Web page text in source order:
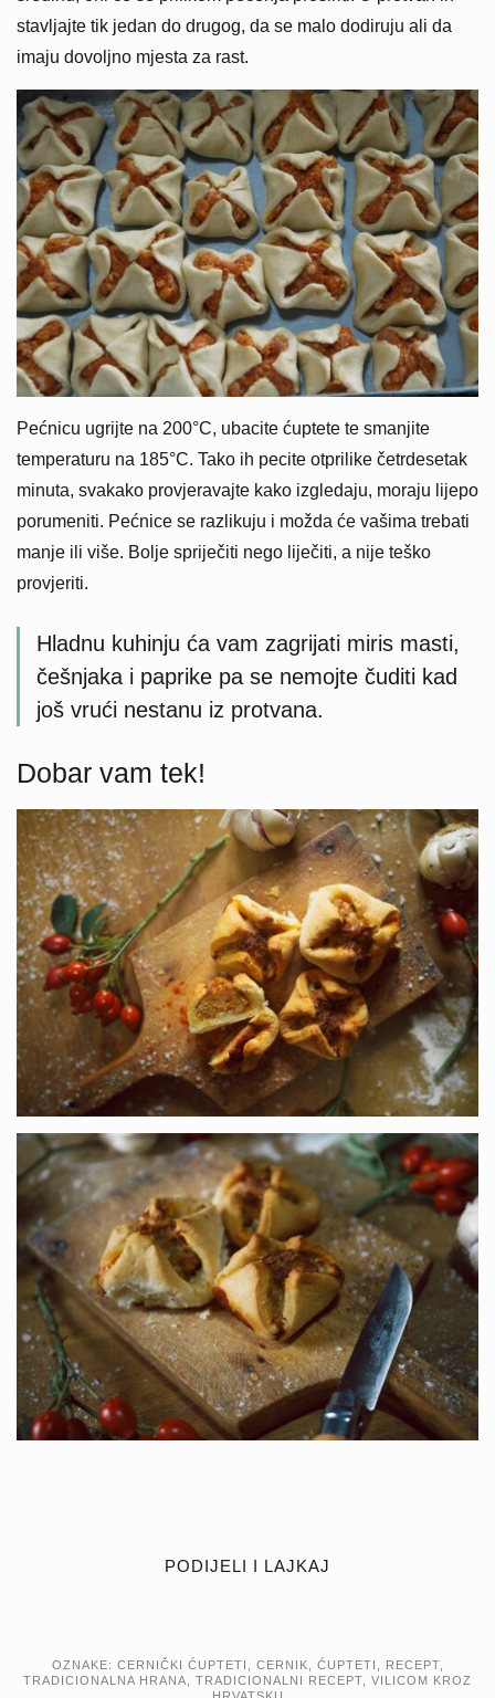
stavljajte tik jedan do drugog, da se malo dodiruju ali da
imaju dovoljno mjesta za rast.
Pećnicu ugrijte na 200°C, ubacite ćuptete te smanjite
temperaturu na 185°C. Tako ih pecite otprilike četrdesetak
minuta, svakako provjeravajte kako izgledaju, moraju lijepo
porumeniti. Pećnice se razlikuju i možda će vašima trebati
manje ili više. Bolje spriječiti nego liječiti, a nije teško
provjeriti.
Hladnu kuhinju ća vam zagrijati miris masti,
češnjaka i paprike pa se nemojte čuditi kad
još vrući nestanu iz protvana.
Dobar vam tek!
PODIJELI I LAJKAJ
OZNAKE: CERNIČKI ĆUPTETI , CERNIK, ĆUPTETI , RECEPT,
TRADICIONALNA HRANA, TRADICIONALNI RECEPT, VILICOM KROZ